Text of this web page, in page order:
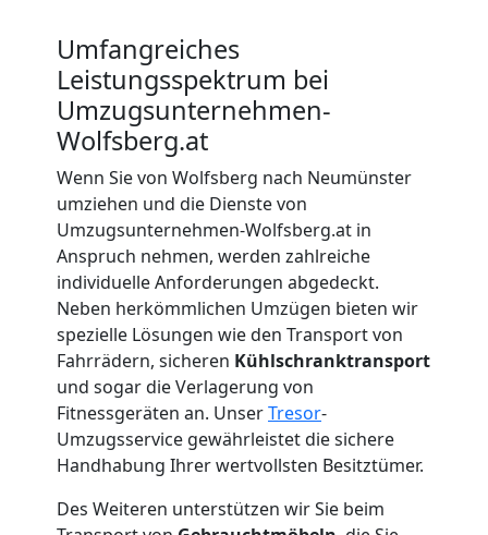
Umfangreiches
Leistungsspektrum bei
Umzugsunternehmen-
Wolfsberg.at
Wenn Sie von Wolfsberg nach Neumünster
umziehen und die Dienste von
Umzugsunternehmen-Wolfsberg.at in
Anspruch nehmen, werden zahlreiche
individuelle Anforderungen abgedeckt.
Neben herkömmlichen Umzügen bieten wir
spezielle Lösungen wie den Transport von
Fahrrädern, sicheren Kühlschranktransport
und sogar die Verlagerung von
Fitnessgeräten an. UnserTresor-
Umzugsservice gewährleistet die sichere
Handhabung Ihrer wertvollsten Besitztümer.
Des Weiteren unterstützen wir Sie beim
Wolfsberg
Mini
Umzug
Wolfsberg
Umzug
Mann